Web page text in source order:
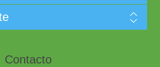
Contacto